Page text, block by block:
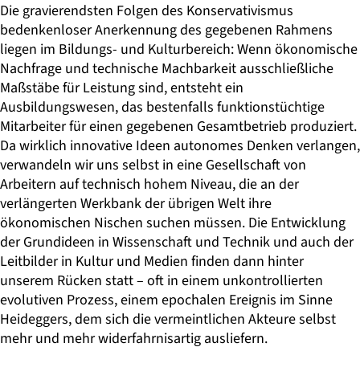
Die gravierendsten Folgen des Konservativismus
bedenkenloser Anerkennung des gegebenen Rahmens
liegen im Bildungs- und Kulturbereich: Wenn ökonomische
Nachfrage und technische Machbarkeit ausschließliche
Maßstäbe für Leistung sind, entsteht ein
Ausbildungswesen, das bestenfalls funktionstüchtige
Mitarbeiter für einen gegebenen Gesamtbetrieb produziert.
Da wirklich innovative Ideen autonomes Denken verlangen,
verwandeln wir uns selbst in eine Gesellschaft von
Arbeitern auf technisch hohem Niveau, die an der
verlängerten Werkbank der übrigen Welt ihre
ökonomischen Nischen suchen müssen. Die Entwicklung
der Grundideen in Wissenschaft und Technik und auch der
Leitbilder in Kultur und Medien finden dann hinter
unserem Rücken statt – oft in einem unkontrollierten
evolutiven Prozess, einem epochalen Ereignis im Sinne
Heideggers, dem sich die vermeintlichen Akteure selbst
mehr und mehr widerfahrnisartig ausliefern.